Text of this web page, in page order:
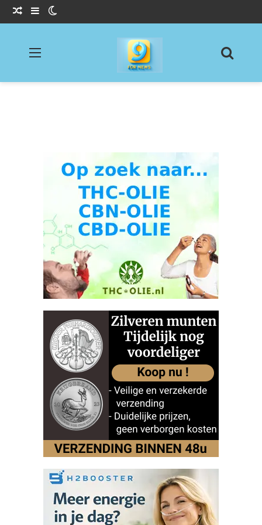
Willekeurig Artikel
Sidebar